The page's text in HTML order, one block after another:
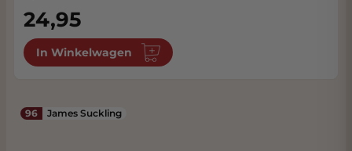
24,95
In Winkelwagen
96 James Suckling